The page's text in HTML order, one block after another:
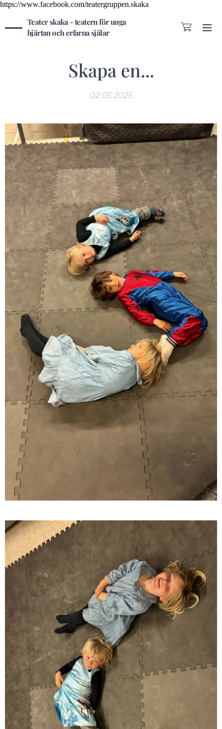
https://www.facebook.com/teatergruppen.skaka
Teater skaka - teatern för unga
hjärtan och erfarna själar
Skapa en...
02.05.2025